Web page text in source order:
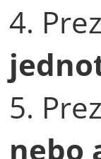
4.
5.
nebo